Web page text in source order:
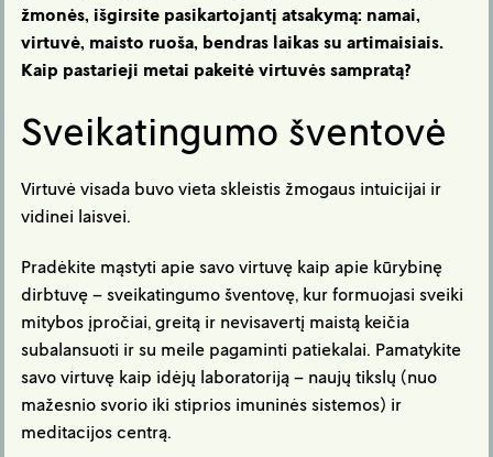
žmonės, išgirsite pasikartojantį atsakymą: namai,
virtuvė, maisto ruoša, bendras laikas su artimaisiais.
Kaip pastarieji metai pakeitė virtuvės sampratą?
Sveikatingumo šventovė
Virtuvė visada buvo vieta skleistis žmogaus intuicijai ir
vidinei laisvei.
Pradėkite mąstyti apie savo virtuvę kaip apie kūrybinę
dirbtuvę – sveikatingumo šventovę, kur formuojasi sveiki
mitybos įpročiai, greitą ir nevisavertį maistą keičia
subalansuoti ir su meile pagaminti patiekalai. Pamatykite
savo virtuvę kaip idėjų laboratoriją – naujų tikslų (nuo
mažesnio svorio iki stiprios imuninės sistemos) ir
meditacijos centrą.